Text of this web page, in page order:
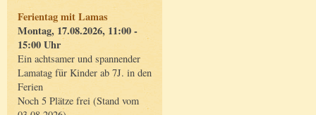
Ferientag mit Lamas
Montag, 17.08.2026, 11:00 -
15:00 Uhr
Ein achtsamer und spannender
Lamatag für Kinder ab 7J. in den
Ferien
Noch 5 Plätze frei (Stand vom